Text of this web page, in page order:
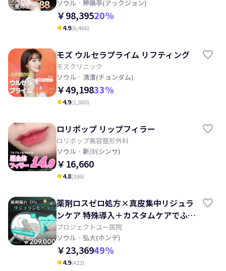
ソウル · 狎鷗亭(アックジョン)
￥98,39520%
kid_star4.9(6,466)
モズ ウルセラプライム リフティング
モズクリニック
ソウル · 清潭(チョンダム)
￥49,19833%
kid_star4.9(1,060)
ロリポップ リップフィラー
ロリポップ美容整形外科
ソウル · 新沙(シンサ)
￥16,660
kid_star4.8(386)
薬剤ロスゼロ処方×真皮集中リジュラ
ンケア 特殊導入＋カスタムケアでふっ
くらハリ肌へ
プロジェクトユー医院
ソウル · 弘大(ホンデ)
￥23,36949%
kid_star4.9(422)